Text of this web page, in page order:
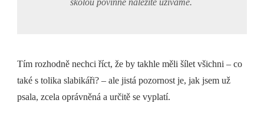
Tím rozhodně nechci říct, že by takhle měli šílet všichni – co
také s tolika slabikáři? – ale jistá pozornost je, jak jsem už
psala, zcela oprávněná a určitě se vyplatí.